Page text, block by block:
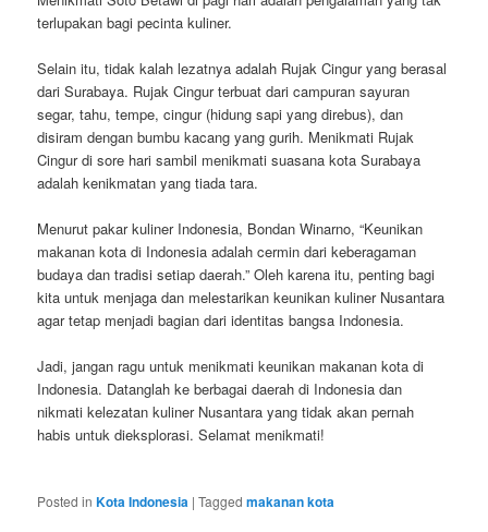
terlupakan bagi pecinta kuliner.
Selain itu, tidak kalah lezatnya adalah Rujak Cingur yang berasal
dari Surabaya. Rujak Cingur terbuat dari campuran sayuran
segar, tahu, tempe, cingur (hidung sapi yang direbus), dan
disiram dengan bumbu kacang yang gurih. Menikmati Rujak
Cingur di sore hari sambil menikmati suasana kota Surabaya
adalah kenikmatan yang tiada tara.
Menurut pakar kuliner Indonesia, Bondan Winarno, “Keunikan
makanan kota di Indonesia adalah cermin dari keberagaman
budaya dan tradisi setiap daerah.” Oleh karena itu, penting bagi
kita untuk menjaga dan melestarikan keunikan kuliner Nusantara
agar tetap menjadi bagian dari identitas bangsa Indonesia.
Jadi, jangan ragu untuk menikmati keunikan makanan kota di
Indonesia. Datanglah ke berbagai daerah di Indonesia dan
nikmati kelezatan kuliner Nusantara yang tidak akan pernah
habis untuk dieksplorasi. Selamat menikmati!
Posted in Kota Indonesia |Tagged makanan kota